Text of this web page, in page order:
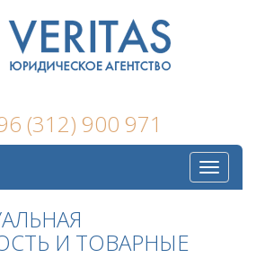
(312) 900 971
Toggle
И ТОВАРНЫЕ